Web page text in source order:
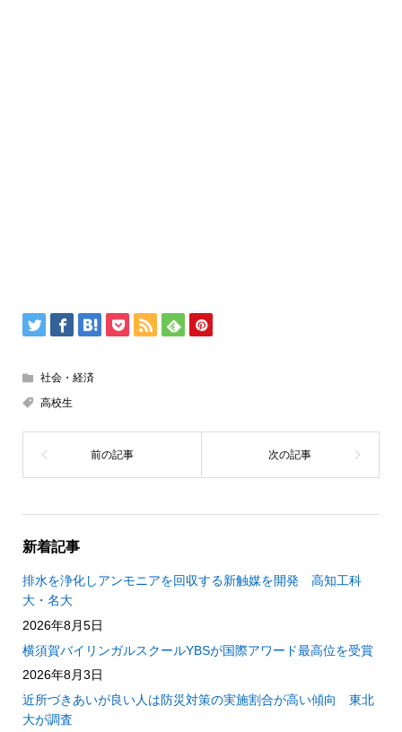
社会・経済
高校生
新着記事
排水を浄化しアンモニアを回収する新触媒を開発 高知工科
大・名大
2026年8月5日
横須賀バイリンガルスクールYBSが国際アワード最高位を受賞
2026年8月3日
近所づきあいが良い人は防災対策の実施割合が高い傾向 東北
大が調査